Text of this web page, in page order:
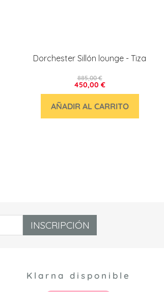
Dorchester Sillón lounge - Tiza
450,00 €
885,00 €
AÑADIR AL CARRITO
INSCRIPCIÓN
Klarna disponible